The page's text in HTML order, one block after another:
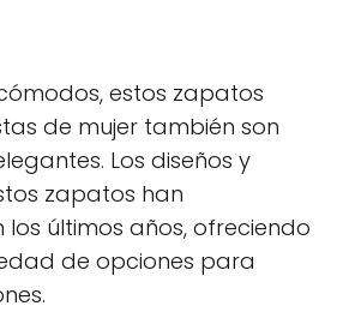
estos zapatos
de mujer también son
Los diseños y
zapatos han
últimos años, ofreciendo
de opciones para